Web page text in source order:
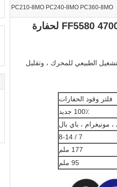
PC210-8MO PC240-8MO PC360-8MO
CX-282 مرشح الوقود الرمي 600-311-3750 FF5580 4700945624 3973232 لحفارة
الطبيعي للمحرك ، وتقليل
فلتر وقود الحفارات
100٪ جديد
مونيغرام ، باي بال
7 / 8-14
177 ملم
95 ملم